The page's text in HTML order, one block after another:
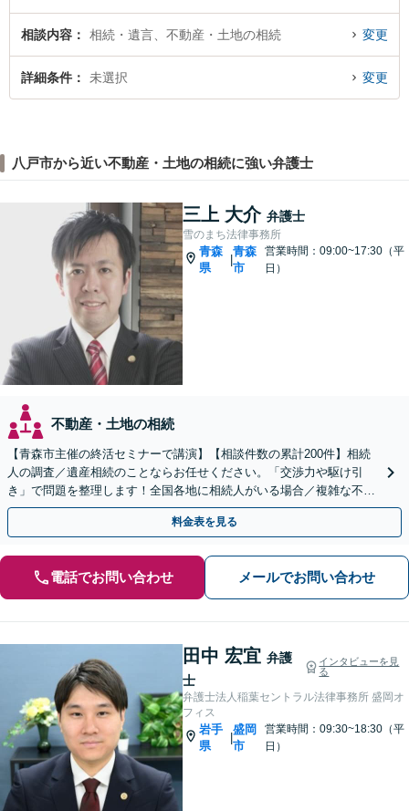
相談内容 相続・遺言、不動産・土地の相続 変更
詳細条件 未選択 変更
八戸市から近い不動産・土地の相続に強い弁護士
三上 大介 弁護士
雪のまち法律事務所
青森
県
|
青森
市
営業時間：09:00~17:30（平
日）
不動産・土地の相続
【青森市主催の終活セミナーで講演】【相談件数の累計200件】相続
人の調査／遺産相続のことならお任せください。「交渉力や駆け引
き」で問題を整理します！全国各地に相続人がいる場合／複雑な不動
産の相続にも対応【初回相談無料／当日・夜間可】
料金表を見る
電話でお問い合わせ メールでお問い合わせ
田中 宏宜 弁護
士
インタビューを見
る
弁護士法人稲葉セントラル法律事務所 盛岡オ
フィス
岩手
県
|
盛岡
市
営業時間：09:30~18:30（平
日）